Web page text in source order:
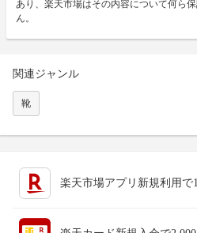
あり、楽天市場はその内容について何ら
ん。
関連ジャンル
靴
楽天市場アプリ新規利用で